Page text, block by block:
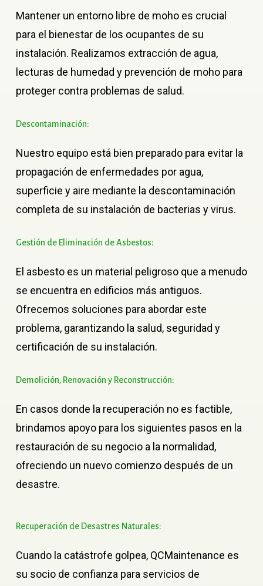
Mantener un entorno libre de moho es crucial
para el bienestar de los ocupantes de su
instalación. Realizamos extracción de agua,
lecturas de humedad y prevención de moho para
proteger contra problemas de salud.
Descontaminación:
Nuestro equipo está bien preparado para evitar la
propagación de enfermedades por agua,
superficie y aire mediante la descontaminación
completa de su instalación de bacterias y virus.
Gestión de Eliminación deAsbestos:
El asbesto es un material peligroso que a menudo
se encuentra en edificios más antiguos.
Ofrecemos soluciones para abordar este
problema, garantizando la salud, seguridad y
certificación de su instalación.
Demolición, Renovación y Reconstrucción:
En casos donde la recuperación no es factible,
brindamos apoyo para los siguientes pasos en la
restauración de su negocio a la normalidad,
ofreciendo un nuevo comienzo después de un
desastre.
Recuperación de Desastres Naturales:
Cuando la catástrofe golpea, QCMaintenance es
su socio de confianza para servicios de